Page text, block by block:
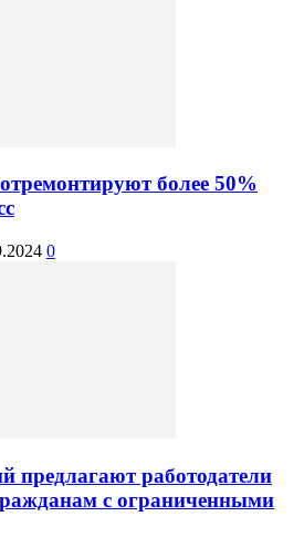
более 50%
0
предлагают работодатели
с ограниченными